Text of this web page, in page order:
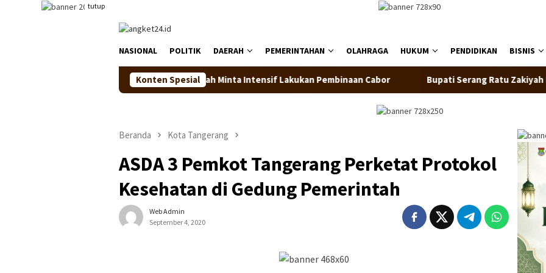
tutup
NASIONAL POLITIK DAERAH PEMERINTAHAN OLAHRAGA HUKUM PENDIDIKAN BISNIS
Konten Spesial
Dilantik, Bupati Serang Ratu Zakiyah Minta Intensif Lakukan Pembinaan Cabor Bupati Serang Ratu Zakiyah Lepas
Beranda Kota Tangerang
ASDA 3 Pemkot Tangerang Perketat Protokol
Kesehatan di Gedung Pemerintah
Web Admin
September 4, 2020